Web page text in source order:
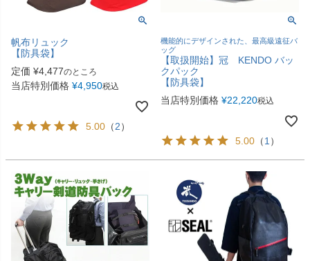
帆布リュック
【防具袋】
定価 ¥4,477のところ
当店特別価格 ¥4,950税込
5.00 （2）
機能的にデザインされた、最高級遠征バ
ッグ
【取扱開始】冠 KENDO バッ
クパック
【防具袋】
当店特別価格 ¥22,220税込
5.00 （1 ）